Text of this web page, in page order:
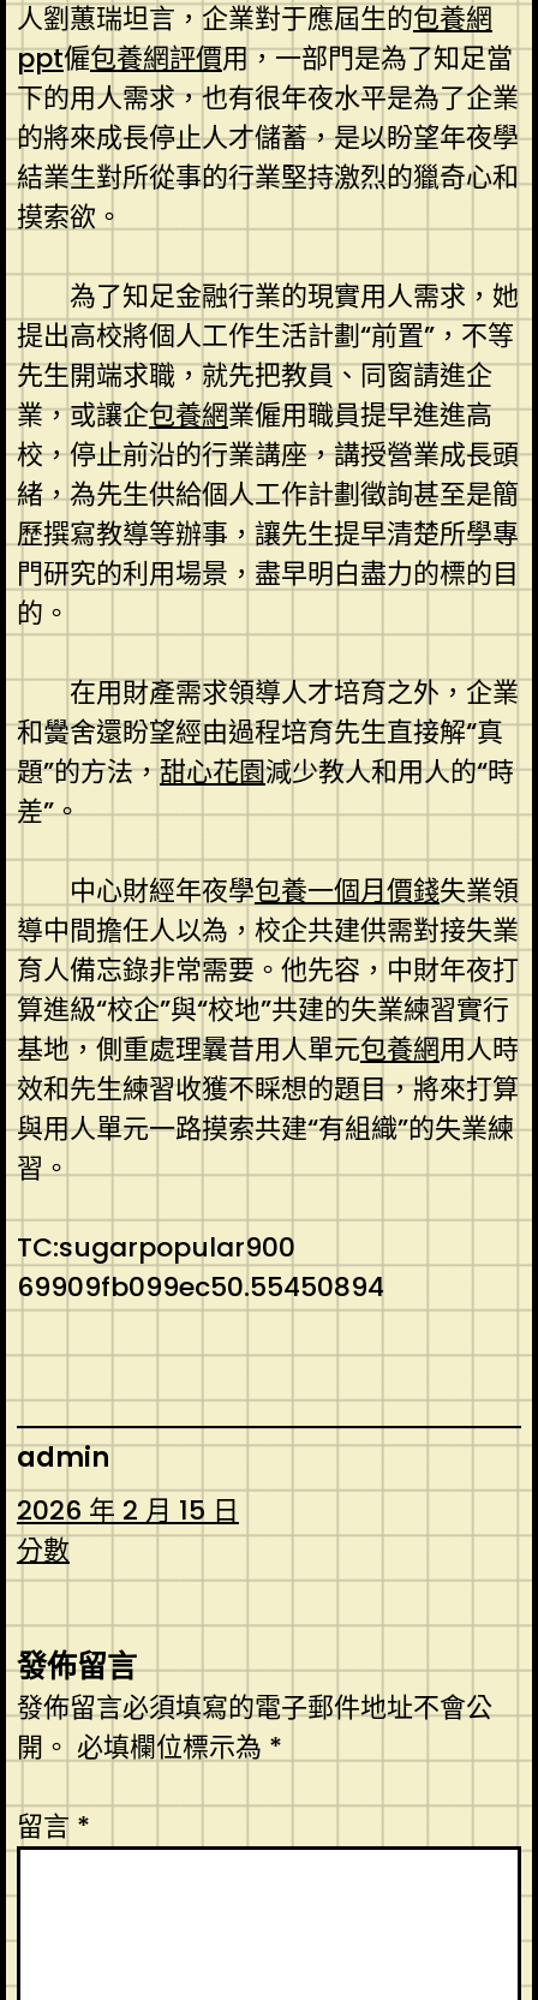
人劉蕙瑞坦言，企業對于應屆生的包養網
ppt僱包養網評價用，一部門是為了知足當
下的用人需求，也有很年夜水平是為了企業
的將來成長停止人才儲蓄，是以盼望年夜學
結業生對所從事的行業堅持激烈的獵奇心和
摸索欲。
為了知足金融行業的現實用人需求，她
提出高校將個人工作生活計劃“前置”，不等
先生開端求職，就先把教員、同窗請進企
業，或讓企包養網業僱用職員提早進進高
校，停止前沿的行業講座，講授營業成長頭
緒，為先生供給個人工作計劃徵詢甚至是簡
歷撰寫教導等辦事，讓先生提早清楚所學專
門研究的利用場景，盡早明白盡力的標的目
的。
在用財產需求領導人才培育之外，企業
和黌舍還盼望經由過程培育先生直接解“真
題”的方法，甜心花園減少教人和用人的“時
差”。
中心財經年夜學包養一個月價錢失業領
導中間擔任人以為，校企共建供需對接失業
育人備忘錄非常需要。他先容，中財年夜打
算進級“校企”與“校地”共建的失業練習實行
基地，側重處理曩昔用人單元包養網用人時
效和先生練習收獲不睬想的題目，將來打算
與用人單元一路摸索共建“有組織”的失業練
習。
TC:sugarpopular900
69909fb099ec50.55450894
admin
2026 年 2 月 15 日
分數
發佈留言
發佈留言必須填寫的電子郵件地址不會公
開。 必填欄位標示為 *
留言 *